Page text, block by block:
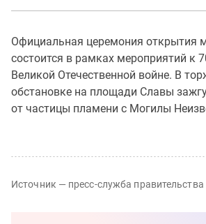
Официальная церемония открытия
состоится в рамках мероприятий к
Великой Отечественной войне. В
обстановке на площади Славы
от частицы пламени с Могилы
Источник — пресс-служба правительства